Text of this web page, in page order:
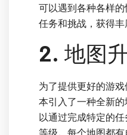
可以遇到各种各样
任务和挑战，获得丰
2. 地图
为了提供更好的游
本引入了一种全新
以通过完成特定的